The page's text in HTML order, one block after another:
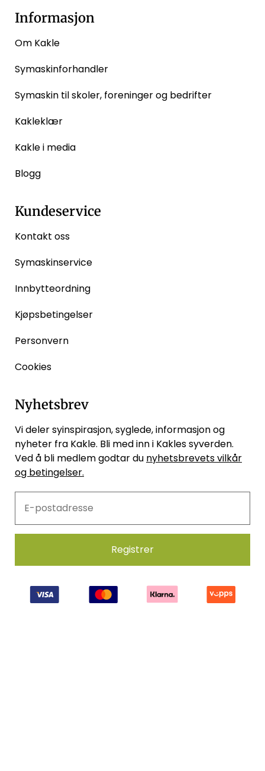
Informasjon
Om Kakle
Symaskinforhandler
Symaskin til skoler, foreninger og bedrifter
Kakleklær
Kakle i media
Blogg
Kundeservice
Kontakt oss
Symaskinservice
Innbytteordning
Kjøpsbetingelser
Personvern
Cookies
Nyhetsbrev
Vi deler syinspirasjon, syglede, informasjon og
nyheter fra Kakle. Bli med inn i Kakles syverden.
Ved å bli medlem godtar du nyhetsbrevets vilkår
og betingelser.